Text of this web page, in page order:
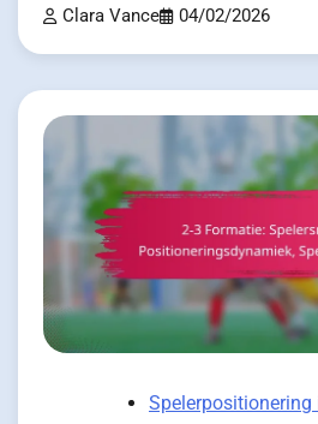
Clara Vance 04/02/2026